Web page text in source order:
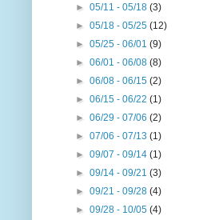
►05/11 - 05/18(3)
►05/18 - 05/25(12)
►05/25 - 06/01(9)
►06/01 - 06/08(8)
►06/08 - 06/15(2)
►06/15 - 06/22(1)
►06/29 - 07/06(2)
►07/06 - 07/13(1)
►09/07 - 09/14(1)
►09/14 - 09/21(3)
►09/21 - 09/28(4)
►09/28 - 10/05(4)